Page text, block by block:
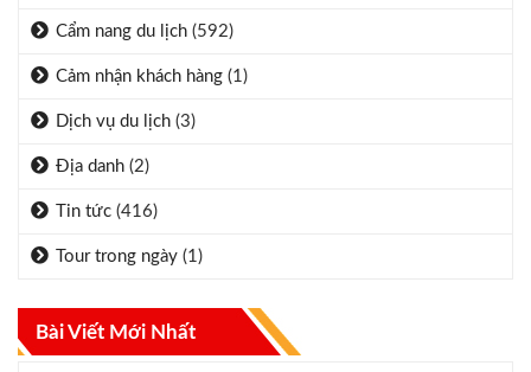
Cẩm nang du lịch (592)
Cảm nhận khách hàng (1)
Dịch vụ du lịch (3)
Địa danh (2)
Tin tức (416)
Tour trong ngày (1)
Bài Viết Mới Nhất